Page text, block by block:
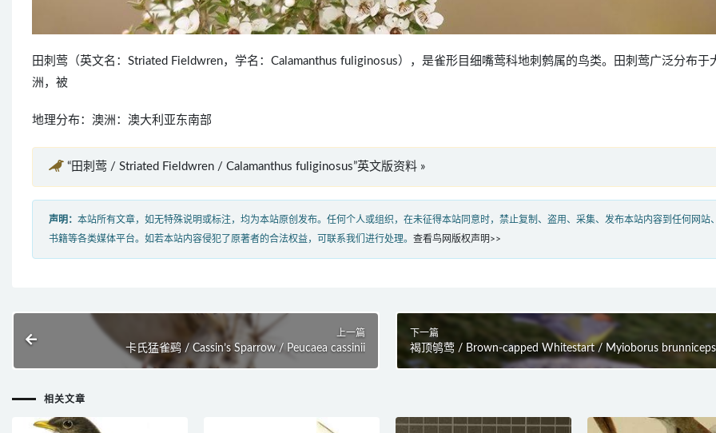
田刺莺（英文名：Striated Fieldwren，学名：Calamanthus fuliginosus），是雀形目细嘴莺科地刺鹩属的鸟类。田刺莺广泛分布于
洲，被
地理分布：澳洲：澳大利亚东南部
“田刺莺 / Striated Fieldwren / Calamanthus fuliginosus”英文版资料 »
声明： 本站所有文章，如无特殊说明或标注，均为本站原创发布。任何个人或组织，在未征得本站同意时，禁止复制、盗用、采集、发布本站内容到任何网站
书籍等各类媒体平台。如若本站内容侵犯了原著者的合法权益，可联系我们进行处理。 查看鸟网版权声明>>
上一篇
卡氏猛雀鹀 / Cassin’s Sparrow / Peucaea cassinii
下一篇
褐顶鸲莺 / Brown-capped Whitestart / Myioborus brunniceps
相关文章